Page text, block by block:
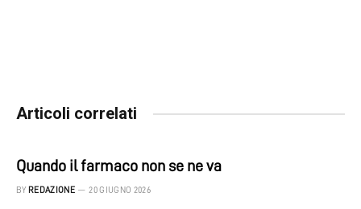
Articoli correlati
Quando il farmaco non se ne va
BY REDAZIONE 20 GIUGNO 2026